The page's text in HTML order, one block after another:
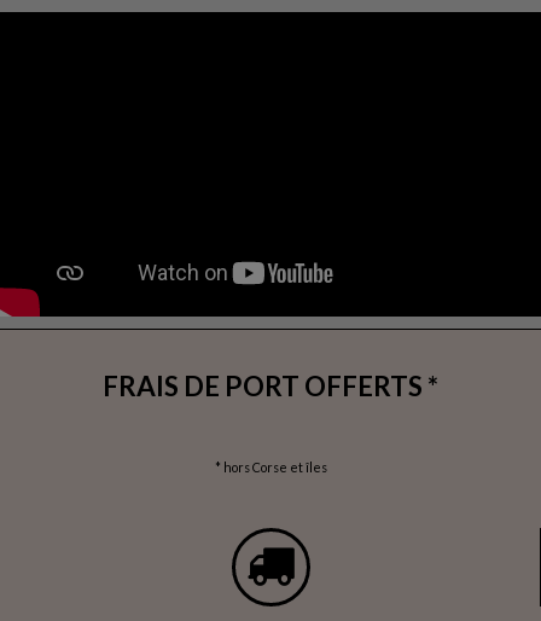
FRAIS DE PORT OFFERTS *
* hors Corse et îles